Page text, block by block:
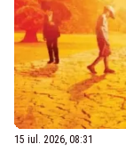
15 iul. 2026, 08:31